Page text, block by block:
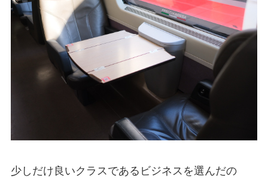
少しだけ良いクラスであるビジネスを選んだの